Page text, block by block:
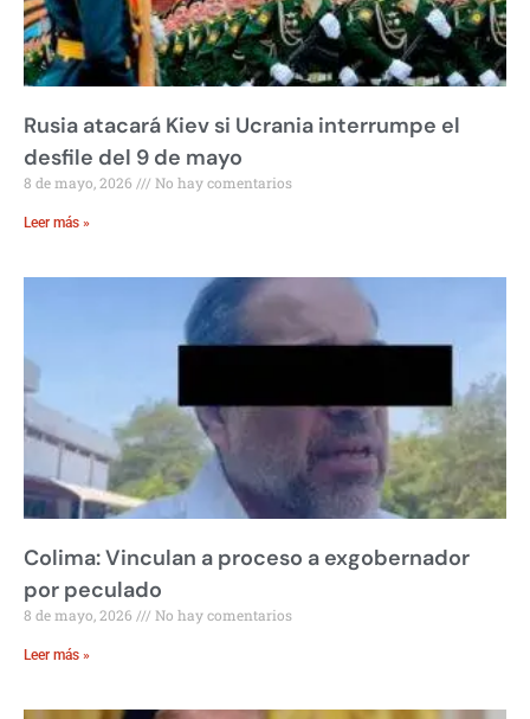
Rusia atacará Kiev si Ucrania interrumpe el
desfile del 9 de mayo
8 de mayo, 2026 No hay comentarios
Leer más »
Colima: Vinculan a proceso a exgobernador
por peculado
8 de mayo, 2026 No hay comentarios
Leer más »